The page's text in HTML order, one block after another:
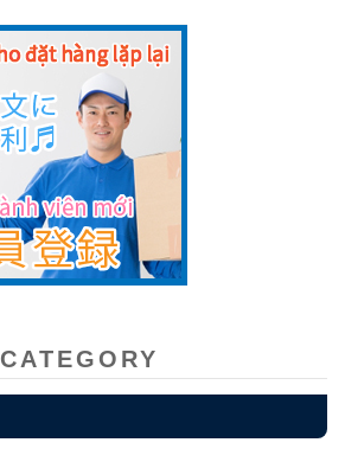
CATEGORY